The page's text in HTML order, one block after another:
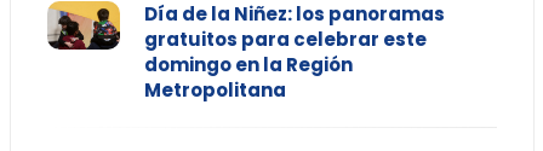
Día de la Niñez: los panoramas
gratuitos para celebrar este
domingo en la Región
Metropolitana